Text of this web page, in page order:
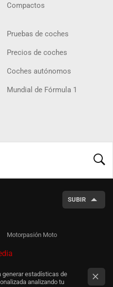
Compactos
Pruebas de coches
Precios de coches
Coches autónomos
Mundial de Fórmula 1
SUBIR
Motorpasión Moto
generar estadísticas de
analizando tu